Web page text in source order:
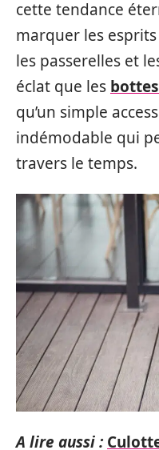
cette tendance
marquer les
les passerelles et
éclat que les
qu’un simple
indémodable qui
travers le temps.
A lire aussi :